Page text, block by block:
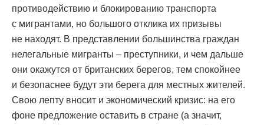
противодействию и блокированию транспорта
с мигрантами, но большого отклика их призывы
не находят. В представлении большинства граждан
нелегальные мигранты – преступники, и чем дальше
они окажутся от британских берегов, тем спокойнее
и безопаснее будут эти берега для местных жителей.
Свою лепту вносит и экономический кризис: на его
фоне предложение оставить в стране (а значит,